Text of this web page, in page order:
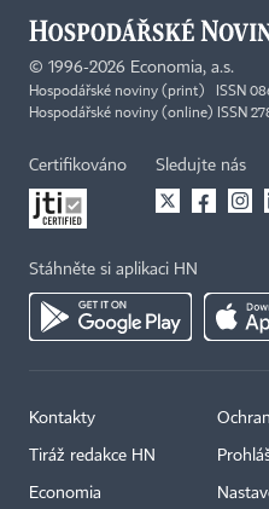
© 1996-2026 Economia, a.s.
Hospodářské noviny (print) ISSN
Hospodářské noviny (online) ISSN
Certifikováno Sledujte nás
Stáhněte si aplikaci HN
Kontakty
Tiráž redakce HN
Economia